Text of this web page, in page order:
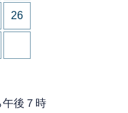
26
後７時